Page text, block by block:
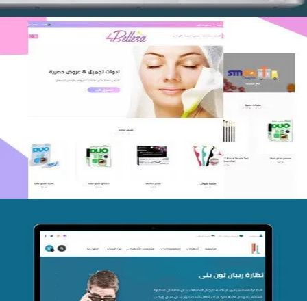
اعادة تصميم متجر فوربليزا
التفاصيل
تصميم متجر اي كير